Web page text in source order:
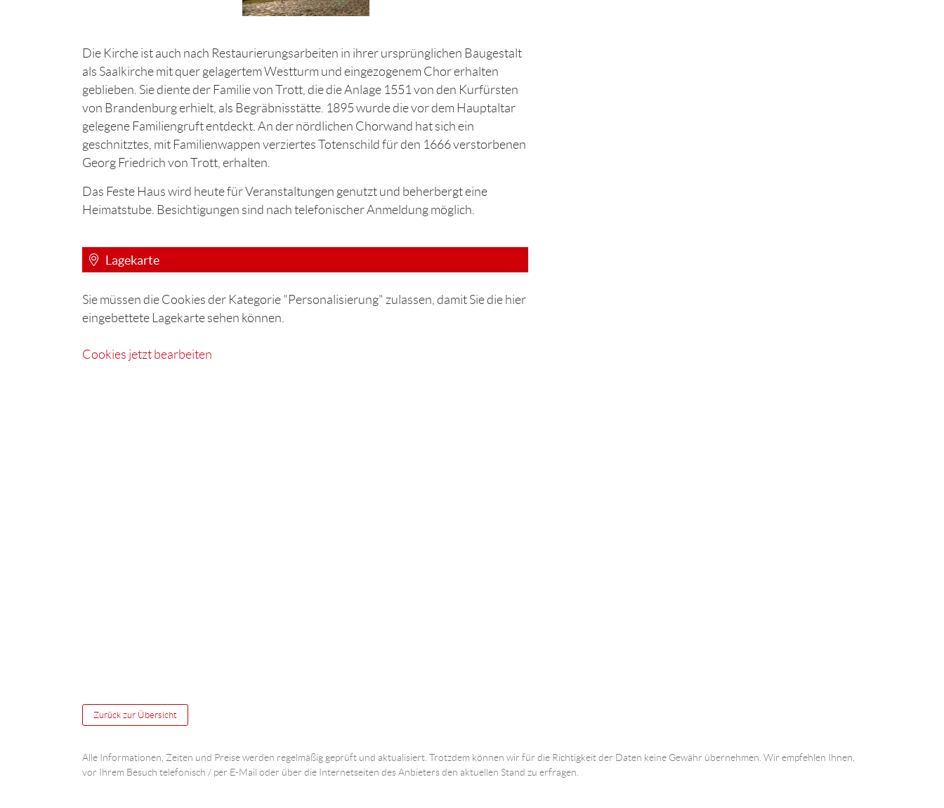
Die Kirche ist auch nach Restaurierungsarbeiten in ihrer ursprünglichen Baugestalt
als Saalkirche mit quer gelagertem Westturm und eingezogenem Chor erhalten
geblieben. Sie diente der Familie von Trott, die die Anlage 1551 von den Kurfürsten
von Brandenburg erhielt, als Begräbnisstätte. 1895 wurde die vor dem Hauptaltar
gelegene Familiengruft entdeckt. An der nördlichen Chorwand hat sich ein
geschnitztes, mit Familienwappen verziertes Totenschild für den 1666 verstorbenen
Georg Friedrich von Trott, erhalten.
Das Feste Haus wird heute für Veranstaltungen genutzt und beherbergt eine
Heimatstube. Besichtigungen sind nach telefonischer Anmeldung möglich.
Lagekarte
Sie müssen die Cookies der Kategorie "Personalisierung" zulassen, damit Sie die hier
eingebettete Lagekarte sehen können.
Cookies jetzt bearbeiten
Zurück zur Übersicht
Alle Informationen, Zeiten und Preise werden regelmäßig geprüft und aktualisiert. Trotzdem können wir für die Richtigkeit der Daten keine Gewähr übernehmen. Wir empfehlen Ihnen,
vor Ihrem Besuch telefonisch / per E-Mail oder über die Internetseiten des Anbieters den aktuellen Stand zu erfragen.